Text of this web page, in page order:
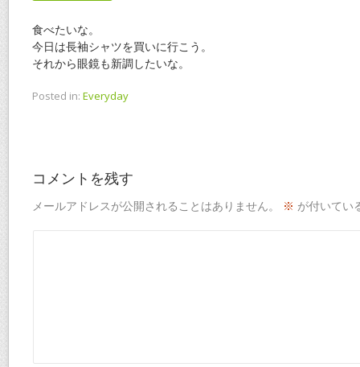
食べたいな。
今日は長袖シャツを買いに行こう。
それから眼鏡も新調したいな。
Posted in: Everyday
コメントを残す
メールアドレスが公開されることはありません。 ※ が付いてい